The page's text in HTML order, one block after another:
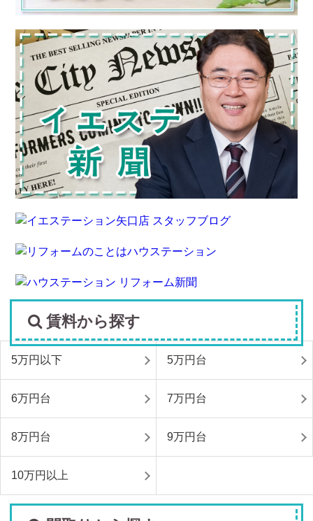
賃料から探す
5万円以下 5万円台
6万円台 7万円台
8万円台 9万円台
10万円以上